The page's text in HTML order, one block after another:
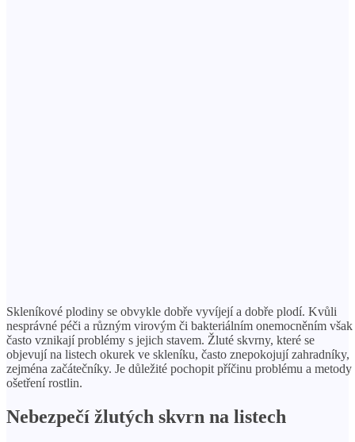
Skleníkové plodiny se obvykle dobře vyvíjejí a dobře plodí. Kvůli
nesprávné péči a různým virovým či bakteriálním onemocněním však
často vznikají problémy s jejich stavem. Žluté skvrny, které se
objevují na listech okurek ve skleníku, často znepokojují zahradníky,
zejména začátečníky. Je důležité pochopit příčinu problému a metody
ošetření rostlin.
Nebezpečí žlutých skvrn na listech